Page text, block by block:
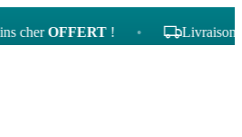
OFFERT! • Livraison